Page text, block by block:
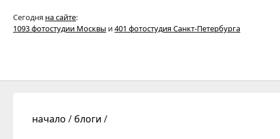
Сегодня на сайте:
1093 фотостудии Москвы и401 фотостудия Санкт-Петербурга
начало / блоги /